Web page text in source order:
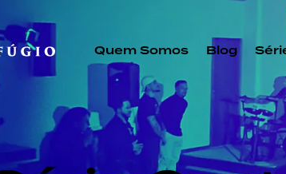
Quem Somos Blog